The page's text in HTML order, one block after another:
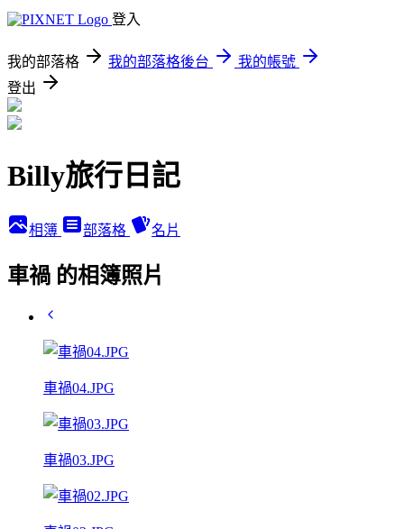
登入
我的部落格 我的部落格後台
我的帳號
登出
Billy旅行日記
相簿 部落格 名片
車禍 的相簿照片
車禍04.JPG
車禍03.JPG